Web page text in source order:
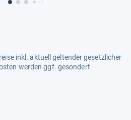
inkl. aktuell geltender gesetzlicher
werden ggf. gesondert